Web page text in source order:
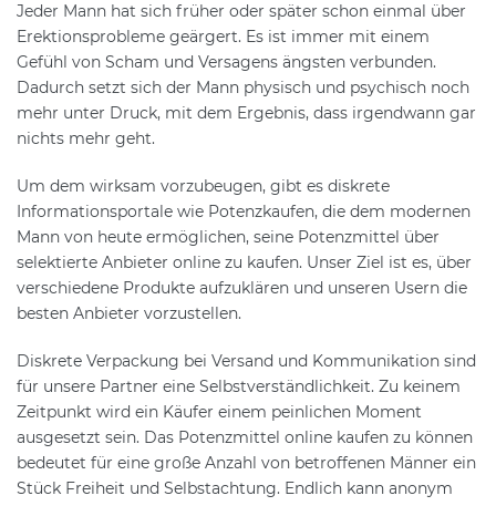
Jeder Mann hat sich früher oder später schon einmal über
Erektionsprobleme geärgert. Es ist immer mit einem
Gefühl von Scham und Versagens ängsten verbunden.
Dadurch setzt sich der Mann physisch und psychisch noch
mehr unter Druck, mit dem Ergebnis, dass irgendwann gar
nichts mehr geht.
Um dem wirksam vorzubeugen, gibt es diskrete
Informationsportale wie Potenzkaufen, die dem modernen
Mann von heute ermöglichen, seine Potenzmittel über
selektierte Anbieter online zu kaufen. Unser Ziel ist es, über
verschiedene Produkte aufzuklären und unseren Usern die
besten Anbieter vorzustellen.
Diskrete Verpackung bei Versand und Kommunikation sind
für unsere Partner eine Selbstverständlichkeit. Zu keinem
Zeitpunkt wird ein Käufer einem peinlichen Moment
ausgesetzt sein. Das Potenzmittel online kaufen zu können
bedeutet für eine große Anzahl von betroffenen Männer ein
Stück Freiheit und Selbstachtung. Endlich kann anonym